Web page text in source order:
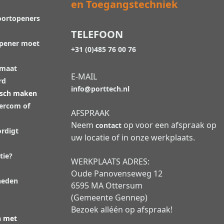
moet
maken
of
met
en Toegangstechniek
TELEFOON
+31 (0)485 76 00 76
E-MAIL
info@porttech.nl
AFSPRAAK
Neem contact op voor een afspraak op
uw locatie of in onze werkplaats.
WERKPLAATS ADRES:
Oude Panovenseweg 12
6595 MA Ottersum
(Gemeente Gennep)
Bezoek alléén op afspraak!